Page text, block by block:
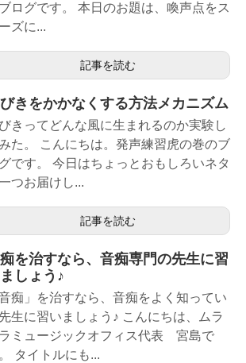
ログです。 本日のお題は、喚声点をス
ズに...
記事を読む
きをかかなくする方法メカニズム
きってどんな風に生まれるのか実験し
た。 こんにちは。発声練習虎の巻のブ
です。 今日はちょっとおもしろいネタ
つお届けし...
記事を読む
を治すなら、音痴専門の先生に習
しょう♪
音痴」を治すなら、音痴をよく知ってい
生に習いましょう♪ こんにちは、ムラ
ミュージックオフィス代表 宮島で
タイトルにも...